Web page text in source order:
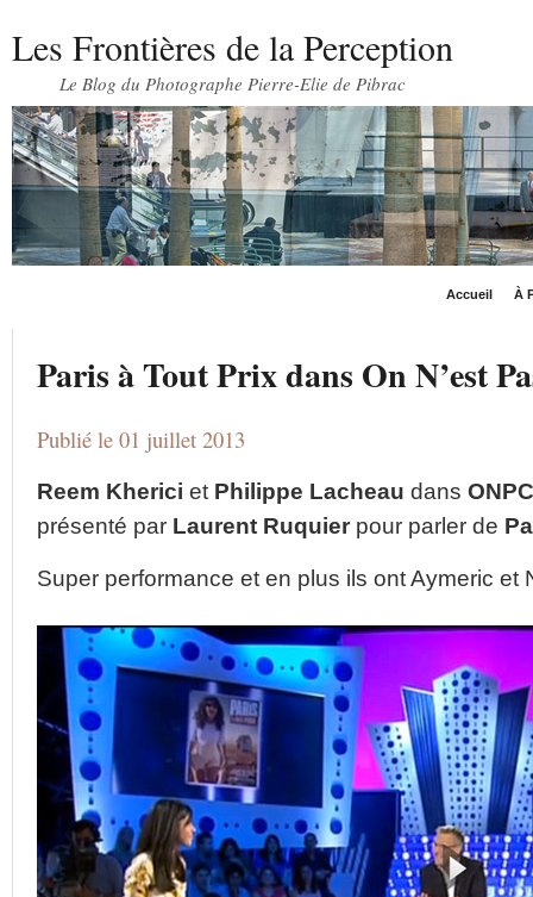
Les Frontières de la Perception
Le Blog du Photographe Pierre-Elie de Pibrac
Accueil À
Paris à Tout Prix dans On N’est
Publié le 01 juillet 2013
Reem Kherici et Philippe Lacheau dans ONPC
présenté par Laurent Ruquier pour parler de
Super performance et en plus ils ont Aymeric